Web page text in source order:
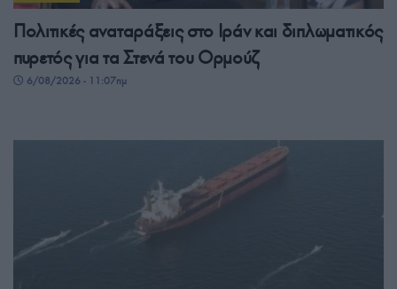
Πολιτικές αναταράξεις στο Ιράν και διπλωματικός
πυρετός για τα Στενά του Ορμούζ
6/08/2026 - 11:07πμ